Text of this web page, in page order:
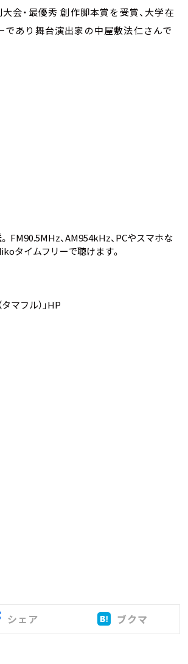
会・最優秀 創作脚本賞を受賞、大学在
であり舞台演出家の中屋敷法仁さんで
FM90.5MHz、AM954kHz、PCやスマホな
タイムフリーで聴けます。
マフル）」HP
シェア ブクマ